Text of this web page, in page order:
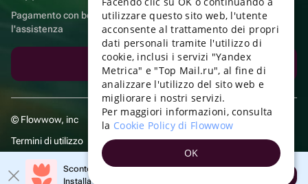
Pagamento con bonus, autoconsegna, comoda chat con
l'assistenza
Scarica l'app
© Flowwow, inc
Termini di utilizzo
Informativa sulla privacySconto 20% sul tuo primo ordine!
Installa l'app e ricevi il tuo codice promozionale
Aprire
ENGLISH
UKRAINIAN
PORTUGUESE
SPANISH
TURKISH
utilizzare questo sito web, l'utente
acconsente al trattamento dei propri
dati personali tramite l'utilizzo di
cookie, inclusi i servizi "Yandex
Metrica" e "Top Mail.ru", al fine di
analizzare l'utilizzo del sito web e
migliorare i nostri servizi.
Per maggiori informazioni, consulta
la Cookie Policy di Flowwow
OK